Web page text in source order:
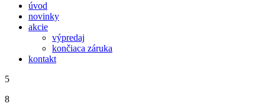
úvod
novinky
akcie
výpredaj
končiaca záruka
kontakt
5
8